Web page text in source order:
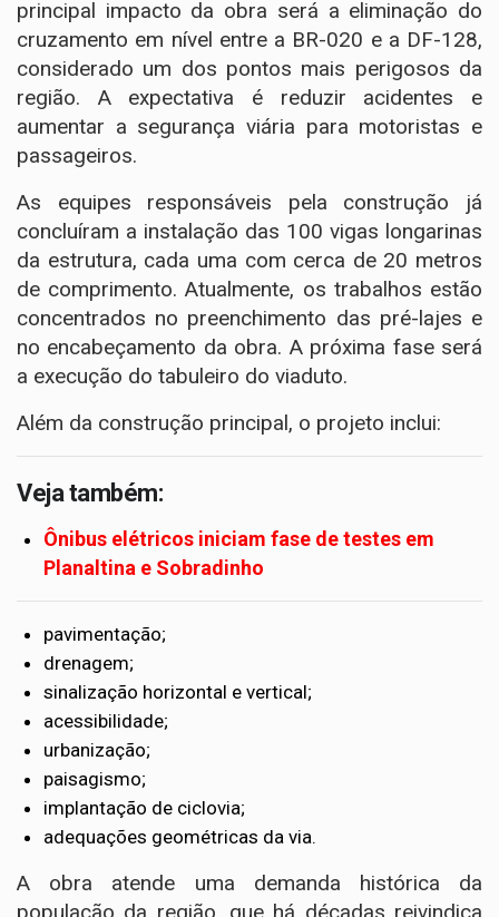
principal impacto da obra será a eliminação do
cruzamento em nível entre a BR-020 e a DF-128,
considerado um dos pontos mais perigosos da
região. A expectativa é reduzir acidentes e
aumentar a segurança viária para motoristas e
passageiros.
As equipes responsáveis pela construção já
concluíram a instalação das 100 vigas longarinas
da estrutura, cada uma com cerca de 20 metros
de comprimento. Atualmente, os trabalhos estão
concentrados no preenchimento das pré-lajes e
no encabeçamento da obra. A próxima fase será
a execução do tabuleiro do viaduto.
Além da construção principal, o projeto inclui:
Veja também:
Ônibus elétricos iniciam fase de testes em
Planaltina e Sobradinho
pavimentação;
drenagem;
sinalização horizontal e vertical;
acessibilidade;
urbanização;
paisagismo;
implantação de ciclovia;
adequações geométricas da via.
A obra atende uma demanda histórica da
população da região, que há décadas reivindica